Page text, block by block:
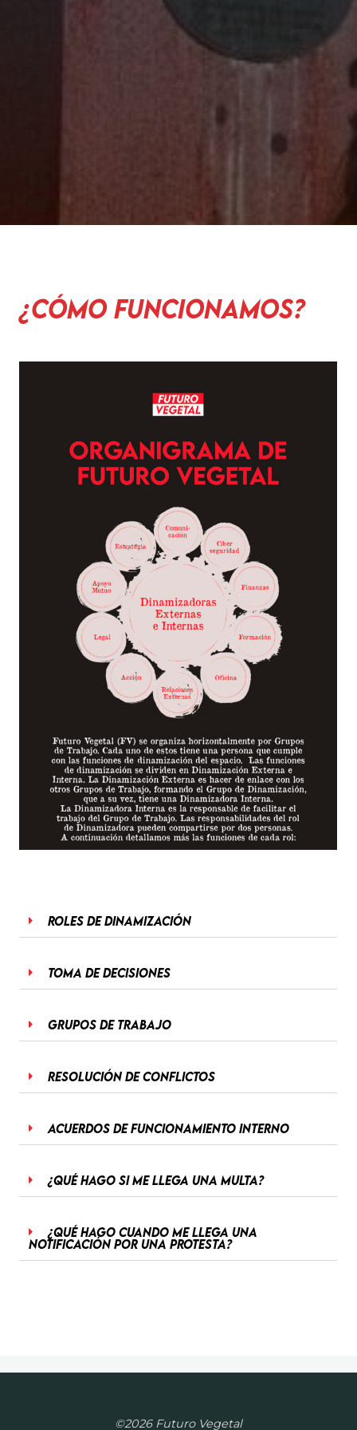
¿Cómo funcionamos?
Roles de dinamización
Toma de decisiones
Grupos de Trabajo
Resolución de conflictos
Acuerdos de funcionamiento interno
¿Qué hago si me llega una multa?
¿Qué hago cuando me llega una
notificación por una protesta?
©2026 Futuro Vegetal